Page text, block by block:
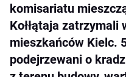
komisariatu
Kołłątaja zatrzymali
mieszkańców Kielc.
podejrzewani o